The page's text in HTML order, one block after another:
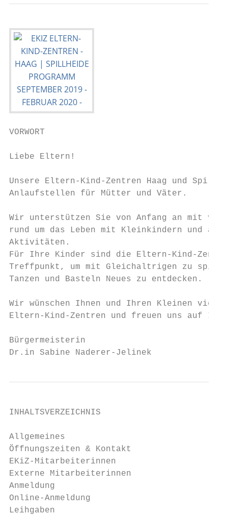
VORWORT
Liebe Eltern!
Unsere Eltern-Kind-Zentren Haag und
Anlaufstellen für Mütter und Väter.
Wir unterstützen Sie von Anfang an mit
rund um das Leben mit Kleinkindern und
Aktivitäten.
Für Ihre Kinder sind die Eltern-Kind-
Treffpunkt, um mit Gleichaltrigen zu
Tanzen und Basteln Neues zu entdecken.
Wir wünschen Ihnen und Ihren Kleinen viel
Eltern-Kind-Zentren und freuen uns auf
Bürgermeisterin
Dr.in Sabine Naderer-Jelinek
INHALTSVERZEICHNIS
Allgemeines
Öffnungszeiten & Kontakt
EKiZ-Mitarbeiterinnen
Externe Mitarbeiterinnen
Anmeldung
Online-Anmeldung
Leihgaben